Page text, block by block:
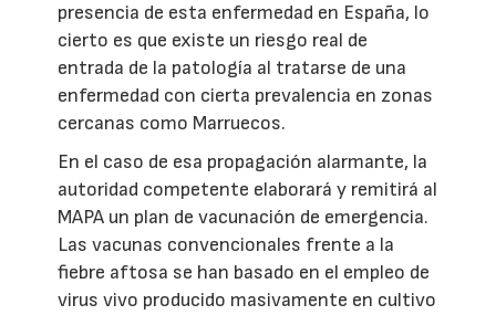
presencia de esta enfermedad en España, lo
cierto es que existe un riesgo real de
entrada de la patología al tratarse de una
enfermedad con cierta prevalencia en zonas
cercanas como Marruecos.
En el caso de esa propagación alarmante, la
autoridad competente elaborará y remitirá al
MAPA un plan de vacunación de emergencia.
Las vacunas convencionales frente a la
fiebre aftosa se han basado en el empleo de
virus vivo producido masivamente en cultivo